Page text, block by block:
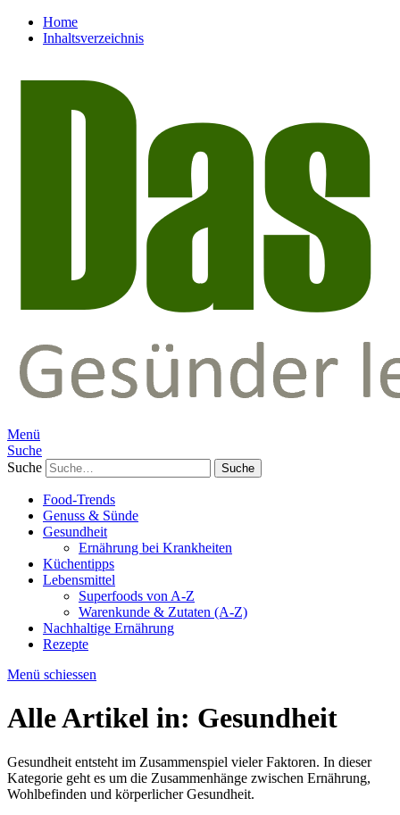
Home
Inhaltsverzeichnis
Menü
Suche
Suche
Food-Trends
Genuss & Sünde
Gesundheit
Ernährung bei Krankheiten
Küchentipps
Lebensmittel
Superfoods von A-Z
Warenkunde & Zutaten (A-Z)
Nachhaltige Ernährung
Rezepte
Menü schiessen
Alle Artikel in: Gesundheit
Gesundheit entsteht im Zusammenspiel vieler Faktoren. In dieser
Kategorie geht es um die Zusammenhänge zwischen Ernährung,
Wohlbefinden und körperlicher Gesundheit.